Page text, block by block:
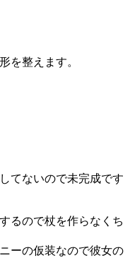
を整えます。
てないので未完成です
るので杖を作らなくち
ーの仮装なので彼女の